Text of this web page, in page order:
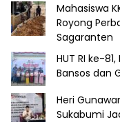
Mahasiswa
Royong
Sagaranten
HUT RI ke-
Bansos dan
Heri
Sukabumi